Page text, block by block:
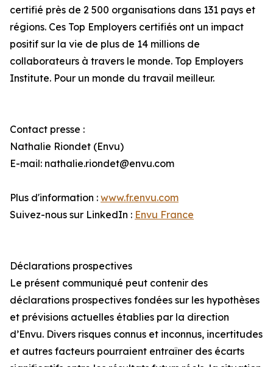
certifié près de 2 500 organisations dans 131 pays et
régions. Ces Top Employers certifiés ont un impact
positif sur la vie de plus de 14 millions de
collaborateurs à travers le monde. Top Employers
Institute. Pour un monde du travail meilleur.
Contact presse :
Nathalie Riondet (Envu)
E-mail: nathalie.riondet@envu.com
Plus d'information : www.fr.envu.com
Suivez-nous sur LinkedIn : Envu France
Déclarations prospectives
Le présent communiqué peut contenir des
déclarations prospectives fondées sur les hypothèses
et prévisions actuelles établies par la direction
d’Envu. Divers risques connus et inconnus, incertitudes
et autres facteurs pourraient entraîner des écarts